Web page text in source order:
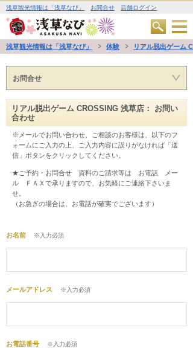
浅草観光情報は「浅草なび」 お問合せ 店舗ログイン
浅草観光情報は「浅草なび」 体験 リアル脱出ゲーム
お問合せ
リアル脱出ゲーム CROSSING 浅草店： お問い
合わせ
※メールでお問い合わせ、ご相談のお客様は、以下のフ
ォームにご入力の上、ご入力内容に誤りがなければ「送
信」ボタンをクリックしてください。
★ご予約・お問合せ　資料のご請求等は　お電話　メー
ル　ＦＡＸで承りますので、お気軽にご連絡下さいま
せ。
（お急ぎの場合は、お電話が確実でございます）
お名前 ※入力必須
メールアドレス ※入力必須
お電話番号 ※入力必須